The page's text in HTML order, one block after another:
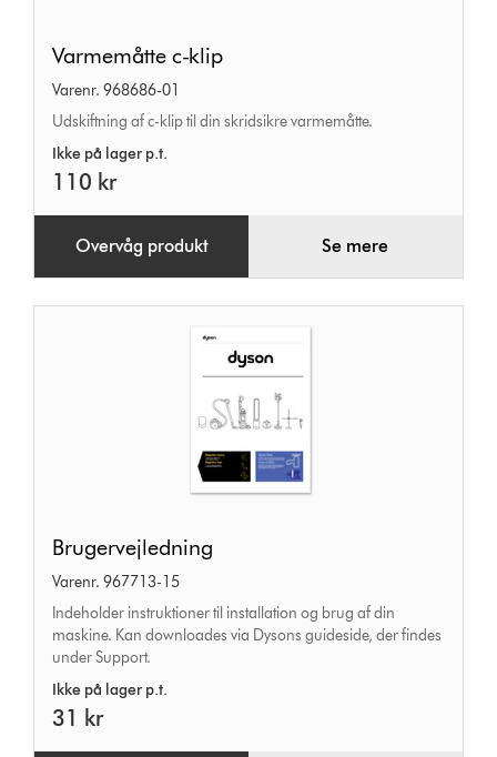
c-
klip
Varmemåtte c-klip
Varenr. 968686-01
Udskiftning af c-klip til din skridsikre varmemåtte.
Ikke på lager p.t.
110 kr
Overvåg produkt Se mere
Brugervejledning
Varenr. 967713-15
Indeholder instruktioner til installation og brug af din
maskine. Kan downloades via Dysons guideside, der findes
under Support.
Ikke på lager p.t.
31 kr